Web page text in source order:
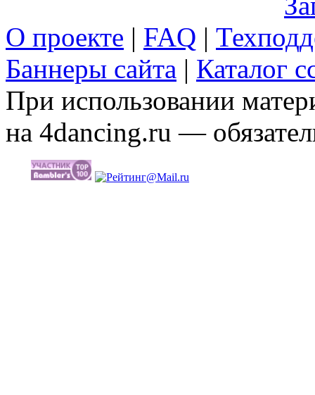
О проекте | FAQ |
Баннеры сайта | Каталог
При использовании
на 4dancing.ru —